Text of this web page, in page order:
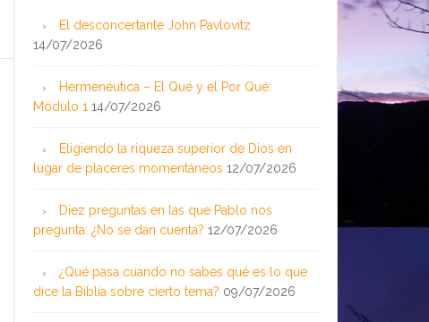
El desconcertante John Pavlovitz
14/07/2026
Hermenéutica – El Qué y el Por Qué:
Módulo 1 14/07/2026
Eligiendo la riqueza superior de Dios en
lugar de placeres momentáneos 12/07/2026
Diez preguntas en las que Pablo nos
pregunta: ¿No se dan cuenta? 12/07/2026
¿Qué pasa cuando no sabes qué es lo que
dice la Biblia sobre cierto tema? 09/07/2026